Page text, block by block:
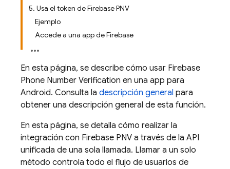
5. Usa el token de Firebase PNV
Ejemplo
Accede a una app de Firebase
En esta página, se describe cómo usar Firebase
Phone Number Verification en una app para
Android. Consulta la descripción general para
obtener una descripción general de esta función.
En esta página, se detalla cómo realizar la
integración con Firebase PNV a través de la API
unificada de una sola llamada. Llamar a un solo
método controla todo el flujo de usuarios de